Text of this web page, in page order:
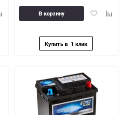
Добавить
В корзину